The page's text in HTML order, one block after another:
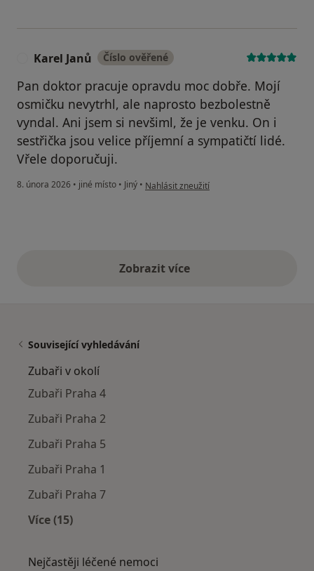
Karel Janů Číslo ověřené
Pan doktor pracuje opravdu moc dobře. Mojí
osmičku nevytrhl, ale naprosto bezbolestně
vyndal. Ani jsem si nevšiml, že je venku. On i
sestřička jsou velice příjemní a sympatičtí lidé.
Vřele doporučuji.
8. února 2026 • jiné místo • Jiný • podle názoru uživatele Karel Janů
Nahlásit zneužití
Zobrazit vícevýše uvedené názory
Související vyhledávání
Zubaři v okolí
Zubaři Praha 4
Zubaři Praha 2
Zubaři Praha 5
Zubaři Praha 1
Zubaři Praha 7
Více (15)
Nejčastěji léčené nemoci